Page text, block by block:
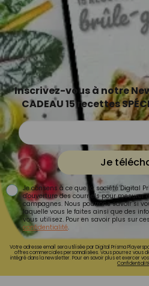
Inscrivez-vous à notre
CADEAU 15 recettes
Je
Je consens à ce que la société Digital
d'ouverture des courriels pour mesurer
campagnes. Nous pourrons savoir si
laquelle vous le faites ainsi que des
vous utilisez. Pour en savoir plus sur
confidentialité.
Votre adresse email sera utilisée par Digital Prisma
offres commerciales personnalisées. Vous pourrez vous
intégré dans la newsletter. Pour en savoir plus et exercer